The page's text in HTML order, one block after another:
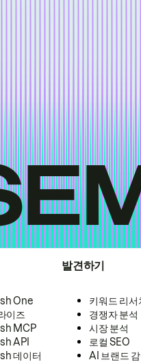
One
이즈
MCP
API
데이터
발견하기
키워드 리서
경쟁자 분석
시장 분석
로컬 SEO
AI 브랜드